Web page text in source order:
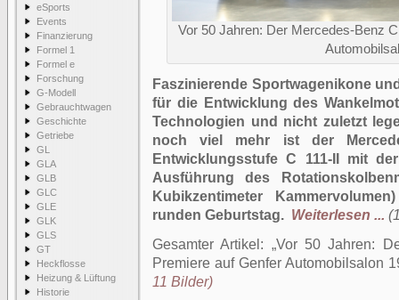
eSports
Events
Finanzierung
Formel 1
Formel e
Forschung
G-Modell
Gebrauchtwagen
Geschichte
Getriebe
GL
GLA
GLB
GLC
GLE
GLK
GLS
GT
Heckflosse
Heizung & Lüftung
Historie
Vor 50 Jahren: Der Mercedes-Benz
Faszinierende Sportwagenikone
für die Entwicklung des
Technologien und nicht zuletzt
noch viel mehr ist der
Entwicklungsstufe C 111-II mit
Ausführung des
Kubikzentimeter
runden Geburtstag. Weiterlesen ...
Gesamter Artikel:
Vor 50 Jahren:
Premiere auf Genfer Automobilsalon
11 Bilder)